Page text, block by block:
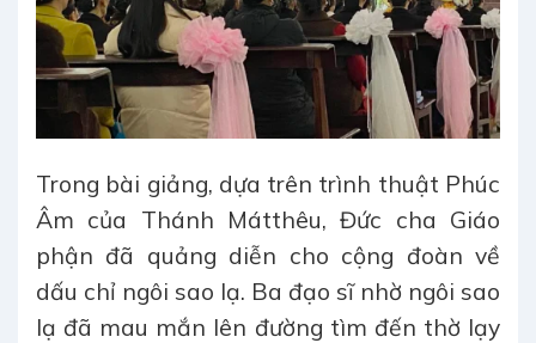
Trong bài giảng, dựa trên trình thuật Phúc
Âm của Thánh Mátthêu, Đức cha Giáo
phận đã quảng diễn cho cộng đoàn về
dấu chỉ ngôi sao lạ. Ba đạo sĩ nhờ ngôi sao
lạ đã mau mắn lên đường tìm đến thờ lạy